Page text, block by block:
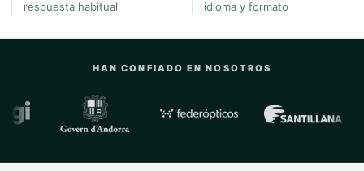
respuesta habitual idioma y formato
HAN CONFIADO EN NOSOTROS
Empresas y organizaciones con las